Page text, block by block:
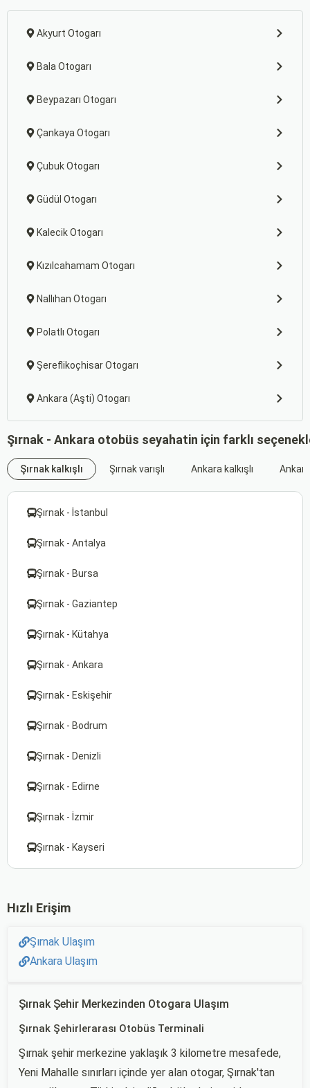
Akyurt Otogarı
Bala Otogarı
Beypazarı Otogarı
Çankaya Otogarı
Çubuk Otogarı
Güdül Otogarı
Kalecik Otogarı
Kızılcahamam Otogarı
Nallıhan Otogarı
Polatlı Otogarı
Şereflikoçhisar Otogarı
Ankara (Aşti) Otogarı
Şırnak - Ankara otobüs seyahatin için farklı
Şırnak kalkışlı Şırnak varışlı Ankara kalkışlı Ankara
Şırnak - İstanbul
Şırnak - Antalya
Şırnak - Bursa
Şırnak - Gaziantep
Şırnak - Kütahya
Şırnak - Ankara
Şırnak - Eskişehir
Şırnak - Bodrum
Şırnak - Denizli
Şırnak - Edirne
Şırnak - İzmir
Şırnak - Kayseri
Hızlı Erişim
Şırnak Ulaşım
Ankara Ulaşım
Şırnak Şehir Merkezinden Otogara Ulaşım
Şırnak Şehirlerarası Otobüs Terminali
Şırnak şehir merkezine yaklaşık 3 kilometre mesafede,
Yeni Mahalle sınırları içinde yer alan otogar, Şırnak'tan